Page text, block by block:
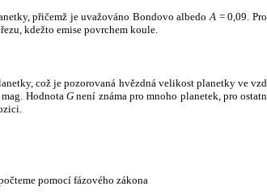
přičemž je uvažováno Bondovo albedo A = 0,09.
kdežto emise povrchem koule.
což je pozorovaná hvězdná velikost planetky ve
HodnotaG není známa pro mnoho planetek, pro
pomocí fázového zákona